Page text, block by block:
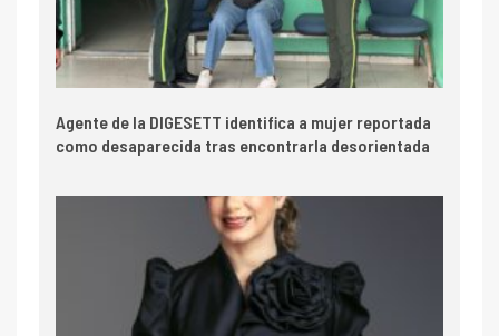
Agente de la DIGESETT identifica a mujer reportada
como desaparecida tras encontrarla desorientada